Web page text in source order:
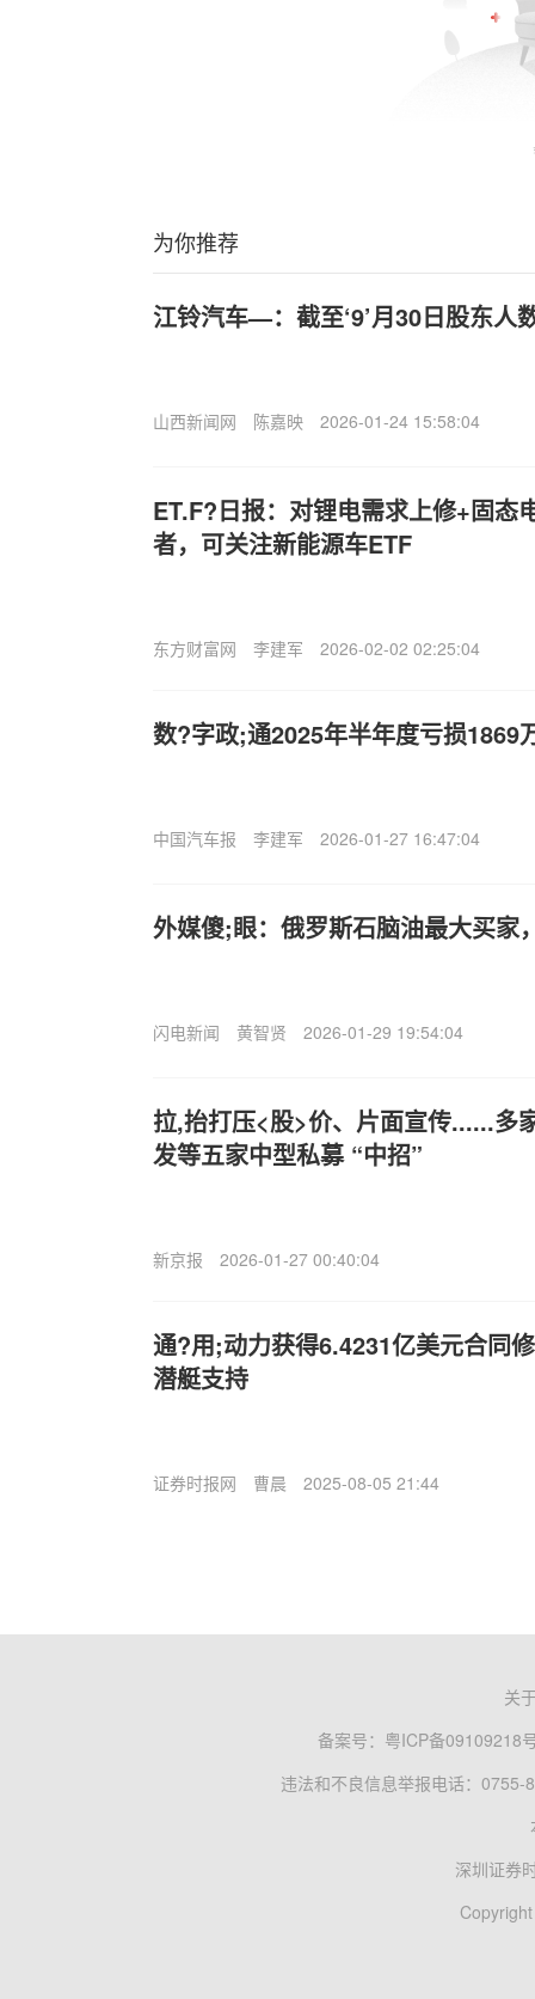
为你推荐
江铃汽车—：截至‘9’月30日股东人
山西新闻网 陈嘉映 2026-01-24 15:58:04
ET.F?日报：对锂电需求上修+固态
者，可关注新能源车ETF
东方财富网 李建军 2026-02-02 02:25:04
数?字政;通2025年半年度亏损1869
中国汽车报 李建军 2026-01-27 16:47:04
外媒傻;眼：俄罗斯石脑油最大买家
闪电新闻 黄智贤 2026-01-29 19:54:04
拉,抬打压<股>价、片面宣传......多
发等五家中型私募 “中招”
新京报 2026-01-27 00:40:04
通?用;动力获得6.4231亿美元合同
潜艇支持
证券时报网 曹晨 2025-08-05 21:44
关
备案号： 粤ICP备09109218
违法和不良信息举报电话：0755-
深圳证券